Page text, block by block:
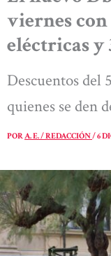
viernes con
eléctricas y
Descuentos del
quienes se den
PORA. E. / REDACCIÓN/6